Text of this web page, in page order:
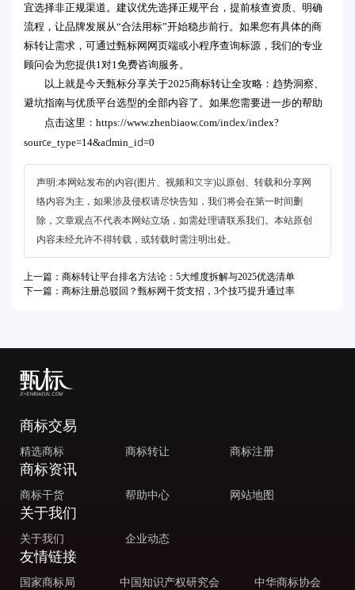
宜选择非正规渠道。建议优先选择正规平台，提前核查资质、明确
流程，让品牌发展从“合法用标”开始稳步前行。如果您有具体的商
标转让需求，可通过甄标网网页端或小程序查询标源，我们的专业
顾问会为您提供1对1免费咨询服务。
以上就是今天甄标分享关于2025商标转让全攻略：趋势洞察、
避坑指南与优质平台选型的全部内容了。如果您需要进一步的帮助
点击这里： https://www.zhenbiaow.com/index/index?
source_type=14&admin_id=0
声明:本网站发布的内容(图片、视频和文字)以原创、转载和分享网
络内容为主，如果涉及侵权请尽快告知，我们将会在第一时间删
除，文章观点不代表本网站立场，如需处理请联系我们。本站原创
内容未经允许不得转载，或转载时需注明出处。
上一篇：商标转让平台排名方法论：5大维度拆解与2025优选清单
下一篇：商标注册总驳回？甄标网干货支招，3个技巧提升通过率
商标交易
精选商标 商标转让 商标注册
商标资讯
商标干货 帮助中心 网站地图
关于我们
关于我们 企业动态
友情链接
国家商标局 中国知识产权研究会
中华商标协会